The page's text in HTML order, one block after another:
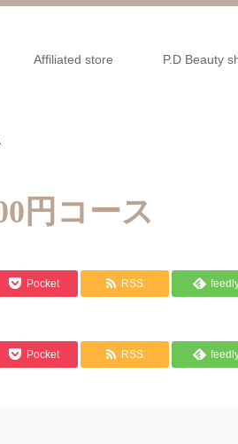
Affiliated store P.D Beauty
円コース
Pocket RSS
Pocket RSS